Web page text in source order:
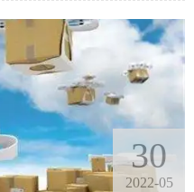
30
2022-05